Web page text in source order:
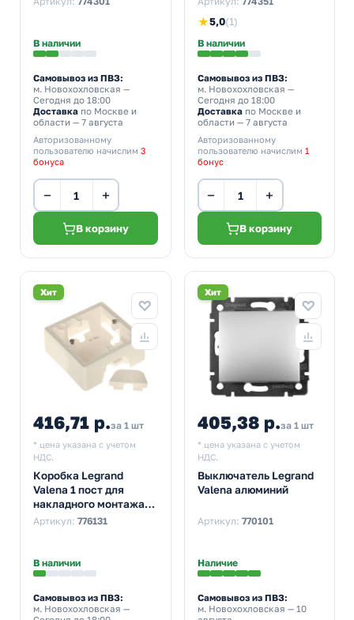
В наличии
Самовывоз из ПВЗ:
м. Новохохловская —
Сегодня до 18:00
Доставка по Москве и
области — 7 августа
Авторизованному
пользователю начислим 3
бонуса
− +
В корзину
★5,0(1)
В наличии
Самовывоз из ПВЗ:
м. Новохохловская —
Сегодня до 18:00
Доставкапо Москве и
области — 7 августа
Авторизованному
пользователю начислим 1
бонус
− +
В корзину
Хит
416,71 р.за 1 шт
* цена указана с учетом
НДС.
Коробка Legrand
Valena 1 пост для
накладного монтажа
слоновая кость
Артикул: 776131
В наличии
Самовывоз из ПВЗ:
м. Новохохловская —
Хит
405,38 р.за 1 шт
* цена указана с учетом
НДС.
Выключатель Legrand
Valena алюминий
Артикул: 770101
Наличие
Самовывоз из ПВЗ:
м. Новохохловская — 10